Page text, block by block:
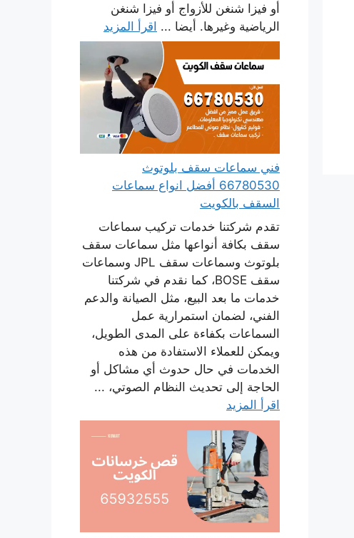
أو فيزا شنغن للأزواج أو فيزا شنغن
الرياضية وغيرها. أيضا ... اقرأ المزيد
فني سماعات سقف بلوتوث
66780530 أفضل انواع سماعات
السقف بالكويت
تقدم شركتنا خدمات تركيب سماعات
سقف بكافة أنواعها مثل سماعات سقف
بلوتوث وسماعات سقف JPL وسماعات
سقف BOSE، كما نقدم في شركتنا
خدمات ما بعد البيع، مثل الصيانة والدعم
الفني، لضمان استمرارية عمل
السماعات بكفاءة على المدى الطويل،
ويمكن للعملاء الاستفادة من هذه
الخدمات في حال حدوث أي مشاكل أو
الحاجة إلى تحديث النظام الصوتي، ...
اقرأ المزيد